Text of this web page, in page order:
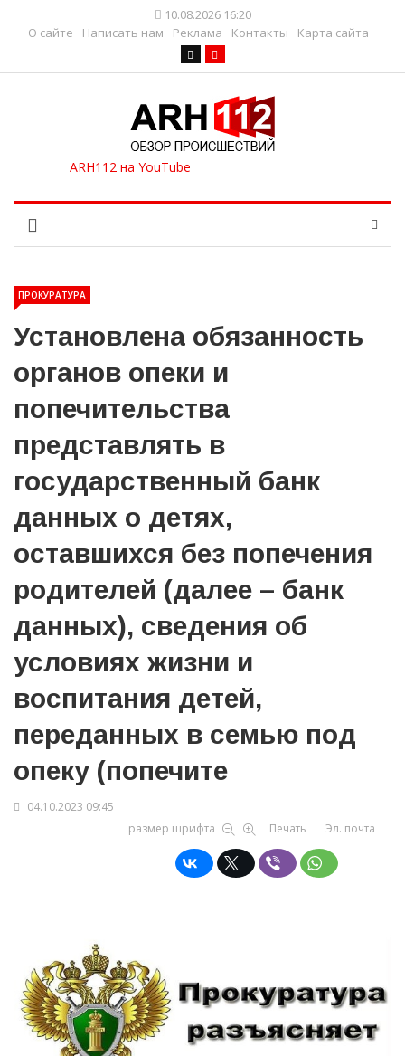
10.08.2026 16:20
О сайте
Написать нам Реклама Контакты Карта сайта
ПРОКУРАТУРА
Установлена обязанность
органов опеки и
попечительства
представлять в
государственный банк
данных о детях,
оставшихся без попечения
родителей (далее – банк
данных), сведения об
условиях жизни и
воспитания детей,
переданных в семью под
опеку (попечите
04.10.2023 09:45
размер шрифта
Печать Эл. почта